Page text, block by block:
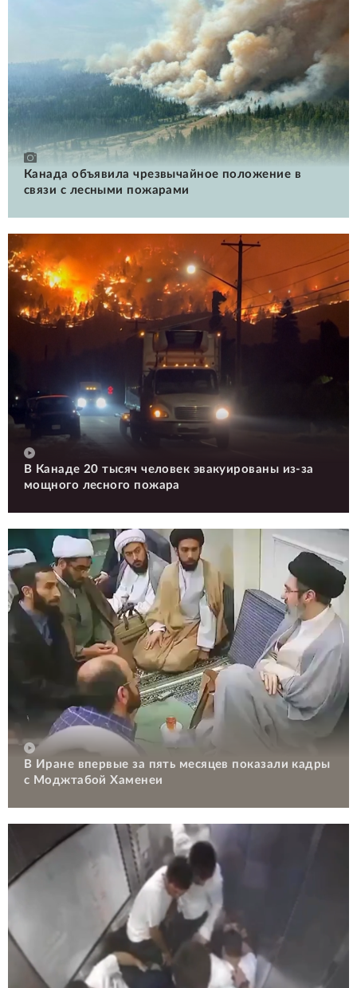
Канада объявила чрезвычайное положение в
связи с лесными пожарами
В Канаде 20 тысяч человек эвакуированы из-за
мощного лесного пожара
В Иране впервые за пять месяцев показали кадры
с Моджтабой Хаменеи